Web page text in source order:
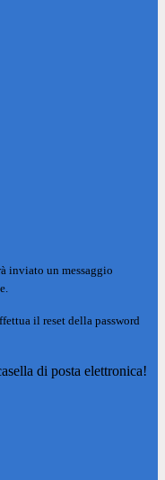
inviato un messaggio
il reset della password
di posta elettronica!